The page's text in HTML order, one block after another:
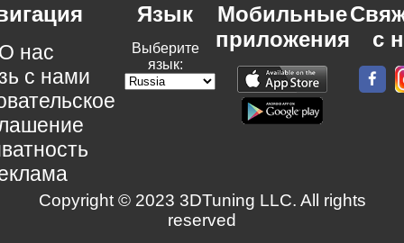
нас
с нами
Язык
Выберите
язык:
Мобильные
приложения
с
Copyright © 2023 3DTuning LLC. All rights
reserved